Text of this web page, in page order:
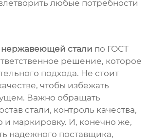
любые потребности
нержавеющей стали по ГОСТ
решение, которое
подхода. Не стоит
чтобы избежать
Важно обращать
стали, контроль качества,
маркировку. И, конечно же,
надежного поставщика,